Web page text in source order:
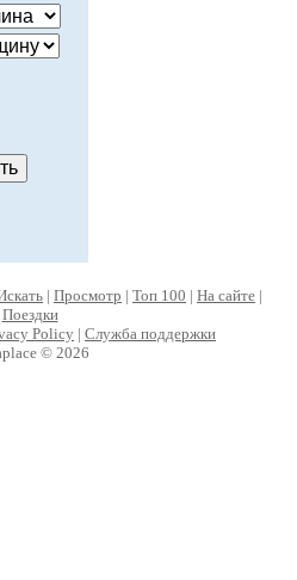
| Просмотр | Топ 100 | На сайте |
Поездки
Policy | Служба поддержки
© 2026